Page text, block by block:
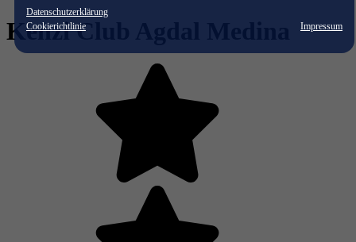
Datenschutzerklärung
Cookierichtlinie
Impressum
Kenzi Club Agdal Medina